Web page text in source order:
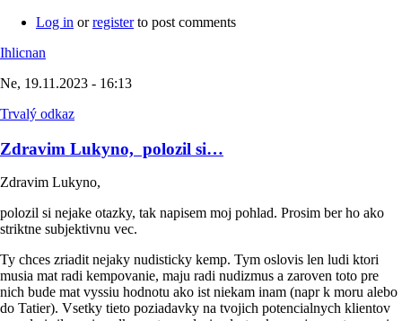
Log in orregisterto post comments
Ihlicnan
Ne, 19.11.2023 - 16:13
Trvalý odkaz
Zdravim Lukyno, polozil si…
Zdravim Lukyno,
polozil si nejake otazky, tak napisem moj pohlad. Prosim ber ho ako
striktne subjektivnu vec.
Ty chces zriadit nejaky nudisticky kemp. Tym oslovis len ludi ktori
musia mat radi kempovanie, maju radi nudizmus a zaroven toto pre
nich bude mat vyssiu hodnotu ako ist niekam inam (napr k moru alebo
do Tatier). Vsetky tieto poziadavky na tvojich potencialnych klientov